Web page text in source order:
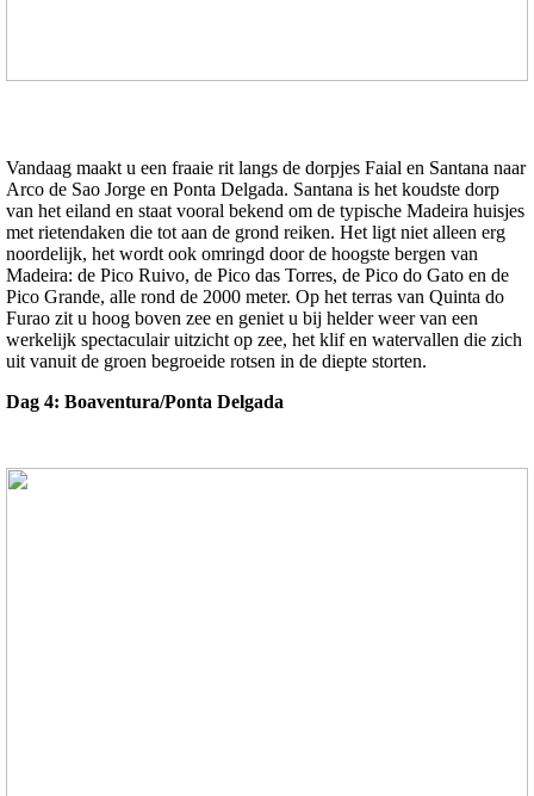
Vandaag maakt u een fraaie rit langs de dorpjes Faial en Santana naar
Arco de Sao Jorge en Ponta Delgada. Santana is het koudste dorp
van het eiland en staat vooral bekend om de typische Madeira huisjes
met rietendaken die tot aan de grond reiken. Het ligt niet alleen erg
noordelijk, het wordt ook omringd door de hoogste bergen van
Madeira: de Pico Ruivo, de Pico das Torres, de Pico do Gato en de
Pico Grande, alle rond de 2000 meter. Op het terras van Quinta do
Furao zit u hoog boven zee en geniet u bij helder weer van een
werkelijk spectaculair uitzicht op zee, het klif en watervallen die zich
uit vanuit de groen begroeide rotsen in de diepte storten.
Dag 4: Boaventura/Ponta Delgada